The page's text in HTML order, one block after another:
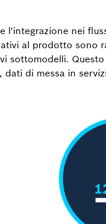
l'integrazione nei
al prodotto sono
sottomodelli.
di messa in